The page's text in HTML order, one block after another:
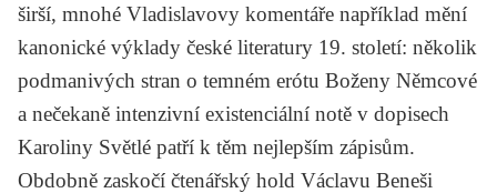
širší, mnohé Vladislavovy komentáře například mění
kanonické výklady české literatury 19. století: několik
podmanivých stran o temném erótu Boženy Němcové
a nečekaně intenzivní existenciální notě v dopisech
Karoliny Světlé patří k těm nejlepším zápisům.
Obdobně zaskočí čtenářský hold Václavu Beneši